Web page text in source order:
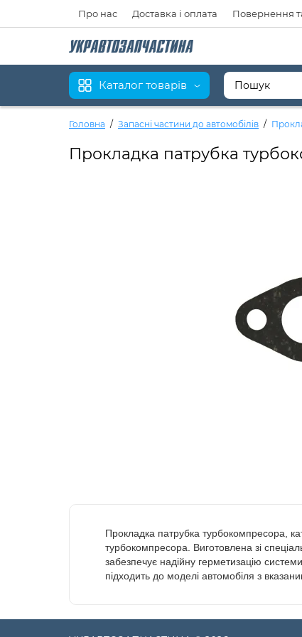
Про нас Доставка і оплата Повернення
Каталог товарів
Головна Запасні частини до автомобілів
Прокладка патрубка
Прокладка патрубка турбокомпресора,
турбокомпресора. Виготовлена зі
забезпечує надійну герметизацію
підходить до моделі автомобіля з